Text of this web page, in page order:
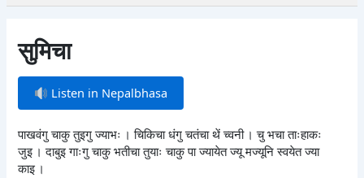
सुमिचा
Listen in Nepalbhasa
पाखवंगु चाकु तुइगु ज्याभः । चिकिचा धंगु चतंचा थें च्वनी । चु भचा ताःहाकः
जुइ । दाबुइ गाःगु चाकु भतीचा तुयाः चाकु पा ज्यायेत ज्यू मज्यूनि स्वयेत ज्या
काइ ।